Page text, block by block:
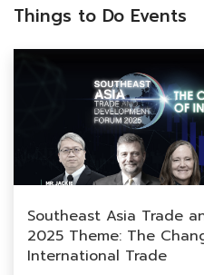
Things to Do Events
Southeast Asia Trade
2025 Theme: The
International Trade